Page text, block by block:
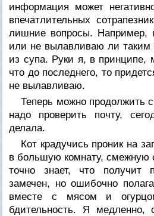
информация может
впечатлительных
лишние вопросы. Например,
или не вылавливаю ли таким
из супа. Руки я, в принципе,
что до последнего, то
не вылавливаю.
Теперь можно продолжить
надо проверить почту,
делала.
Кот крадучись проник на
в большую комнату, смежную
точно знает, что
замечен, но ошибочно
вместе с мясом и
бдительность. Я медленно,